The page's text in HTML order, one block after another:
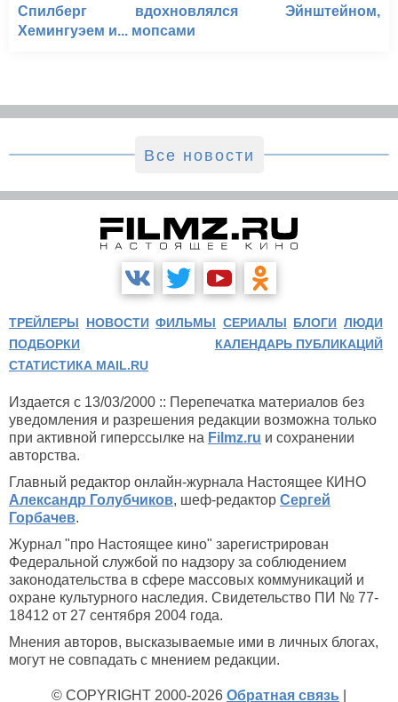
Спилберг вдохновлялся Эйнштейном,
Хемингуэем и... мопсами
Все новости
ТРЕЙЛЕРЫ НОВОСТИ ФИЛЬМЫ СЕРИАЛЫ БЛОГИ ЛЮДИ
ПОДБОРКИ
КАЛЕНДАРЬ ПУБЛИКАЦИЙ
СТАТИСТИКА MAIL.RU
Издается с 13/03/2000 :: Перепечатка материалов без
уведомления и разрешения редакции возможна только
при активной гиперссылке на Filmz.ru и сохранении
авторства.
Главный редактор онлайн-журнала Настоящее КИНО
Александр Голубчиков, шеф-редактор Сергей
Горбачев.
Журнал "про Настоящее кино" зарегистрирован
Федеральной службой по надзору за соблюдением
законодательства в сфере массовых коммуникаций и
охране культурного наследия. Свидетельство ПИ № 77-
18412 от 27 сентября 2004 года.
Мнения авторов, высказываемые ими в личных блогах,
могут не совпадать с мнением редакции.
© COPYRIGHT 2000-2026 Обратная связь